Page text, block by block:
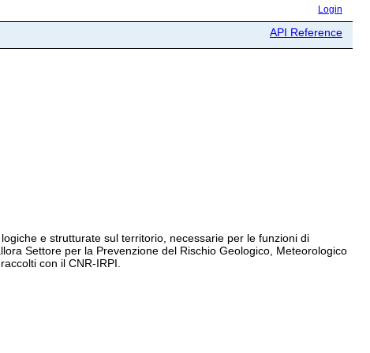
Login
API Reference
e strutturate sul territorio, necessarie per le funzioni di
Settore per la Prevenzione del Rischio Geologico, Meteorologico
con il CNR-IRPI.